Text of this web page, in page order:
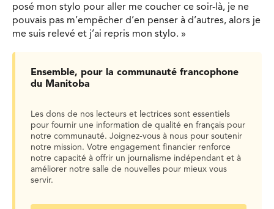
posé mon stylo pour aller me coucher ce soir-là, je ne
pouvais pas m’empêcher d’en penser à d’autres, alors je
me suis relevé et j’ai repris mon stylo. »
Ensemble, pour la communauté francophone
du Manitoba
Les dons de nos lecteurs et lectrices sont essentiels
pour fournir une information de qualité en français pour
notre communauté. Joignez-vous à nous pour soutenir
notre mission. Votre engagement financier renforce
notre capacité à offrir un journalisme indépendant et à
améliorer notre salle de nouvelles pour mieux vous
servir.